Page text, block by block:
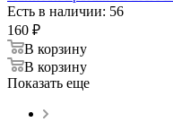
Есть в наличии: 56
160 ₽
В корзину
В корзину
Показать еще